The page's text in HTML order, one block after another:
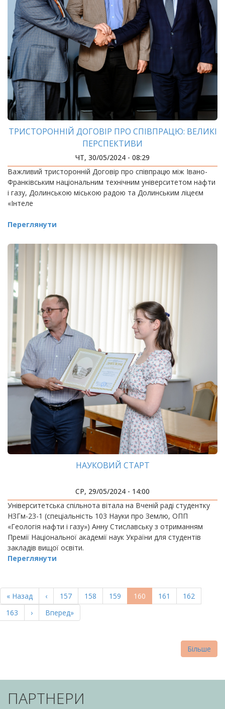
ТРИСТОРОННІЙ ДОГОВІР ПРО СПІВПРАЦЮ: ВЕЛИКІ
ПЕРСПЕКТИВИ
ЧТ, 30/05/2024 - 08:29
Важливий тристоронній Договір про співпрацю між Івано-
Франківським національним технічним університетом нафти
і газу, Долинською міською радою та Долинським ліцеєм
«Інтеле
Переглянути
НАУКОВИЙ СТАРТ
СР, 29/05/2024 - 14:00
Університетська спільнота вітала на Вченій раді студентку
НЗГм-23-1 (спеціальність 103 Науки про Землю, ОПП
«Геологія нафти і газу») Анну Стиславську з отриманням
Премії Національної академії наук України для студентів
закладів вищої освіти.
Переглянути
НА
СТОРІНКИ
Перша
сторінка
« Назад
Попередня
сторінка
‹ Page
157 Page
158 Page
159
Поточна
сторінка
160 Page
161 Page
162
Page
163
Наступна
сторінка
›
Остання
сторінка
Вперед»
Більше
ПАРТНЕРИ